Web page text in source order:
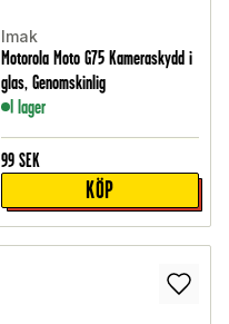
Imak
Motorola Moto G75 Kameraskydd i
glas, Genomskinlig
I lager
99 SEK
KÖP